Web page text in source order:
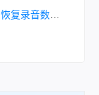
数据？分享三种实用方法详解！